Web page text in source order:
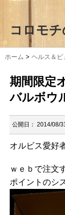
コロモ
ホーム > ヘルス＆ビ
期間限定
バルボウ
公開日： 2014/08/
オルビス愛好
ｗｅｂで注文
ポイントのシ